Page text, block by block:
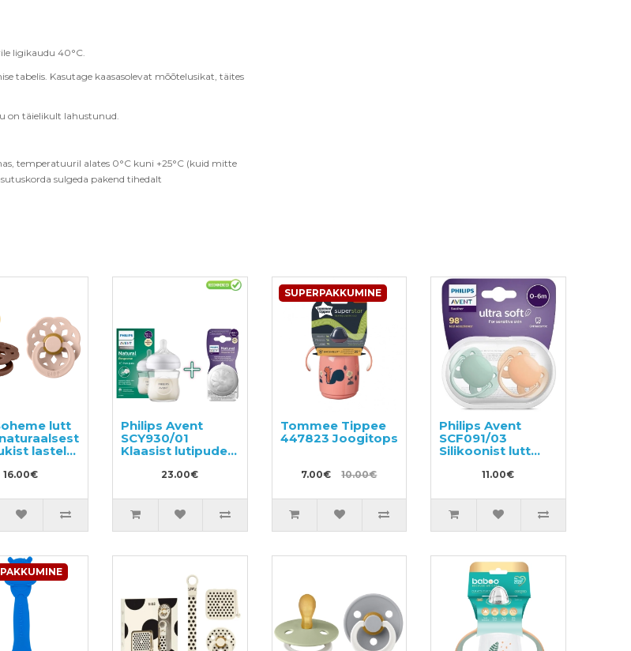
ligikaudu 40°C.
tabelis. Kasutage kaasasolevat mõõtelusikat, täites
on täielikult lahustunud.
temperatuuril alates 0°C kuni +25°C (kuid mitte
sulgeda pakend tihedalt
lutt
lastele
16.00€
Philips Avent
SCY930/01
Klaasist lutipudel
kuud, 120ml +
Silikoonist lutt
lutipudelile
23.00€
SUPERPAKKUMINE
Tommee Tippee
447823 Joogitops
7.00€ 10.00€
Philips Avent
SCF091/03
Silikoonist lutt
kuni 6 kuud, 2 tk
11.00€